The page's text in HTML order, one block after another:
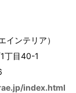
インテリア）
丁目40-1
index.html